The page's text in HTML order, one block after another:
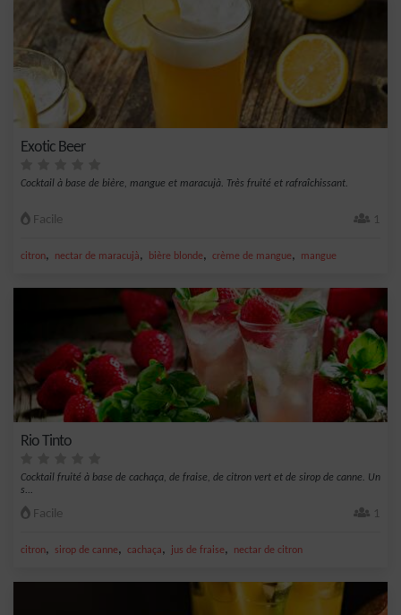
Exotic Beer
Cocktail à base de bière, mangue et maracujà. Très fruité et rafraîchissant.
Facile 1
citron, nectar de maracujà, bière blonde, crème de mangue, mangue
Rio Tinto
Cocktail fruité à base de cachaça, de fraise, de citron vert et de sirop de canne. Un
s...
Facile 1
citron, sirop de canne, cachaça, jus de fraise, nectar de citron